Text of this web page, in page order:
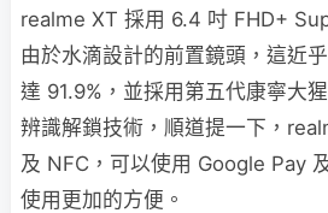
realme XT 採用 6.4 吋 FHD+
由於水滴設計的前置鏡頭，這近
達 91.9%，並採用第五代康寧大
辨識解鎖技術，順道提一下，
及 NFC，可以使用 Google Pay
使用更加的方便。